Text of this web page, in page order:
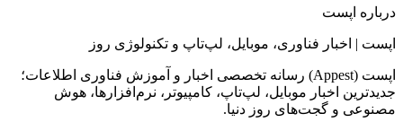
درباره اپست
اپست | اخبار فناوری، موبایل، لپ‌تاپ و تکنولوژی روز
اپست (Appest) رسانه تخصصی اخبار و آموزش فناوری اطلاعات؛
جدیدترین اخبار موبایل، لپ‌تاپ، کامپیوتر، نرم‌افزارها، هوش
مصنوعی و گجت‌های روز دنیا.